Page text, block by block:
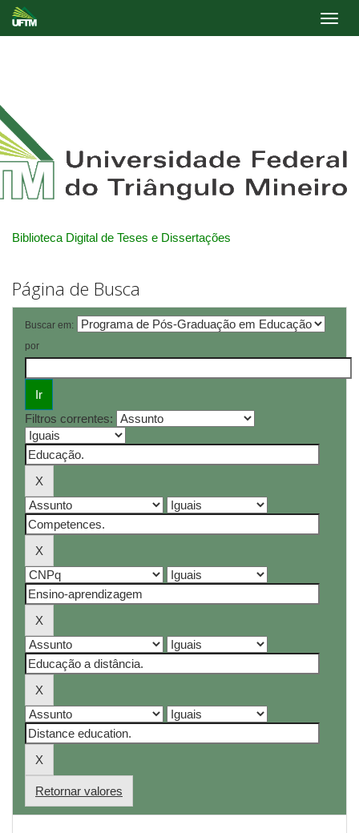
Biblioteca Digital de Teses e Dissertações
Página de Busca
Buscar em:
por
Filtros correntes:
Retornar valores